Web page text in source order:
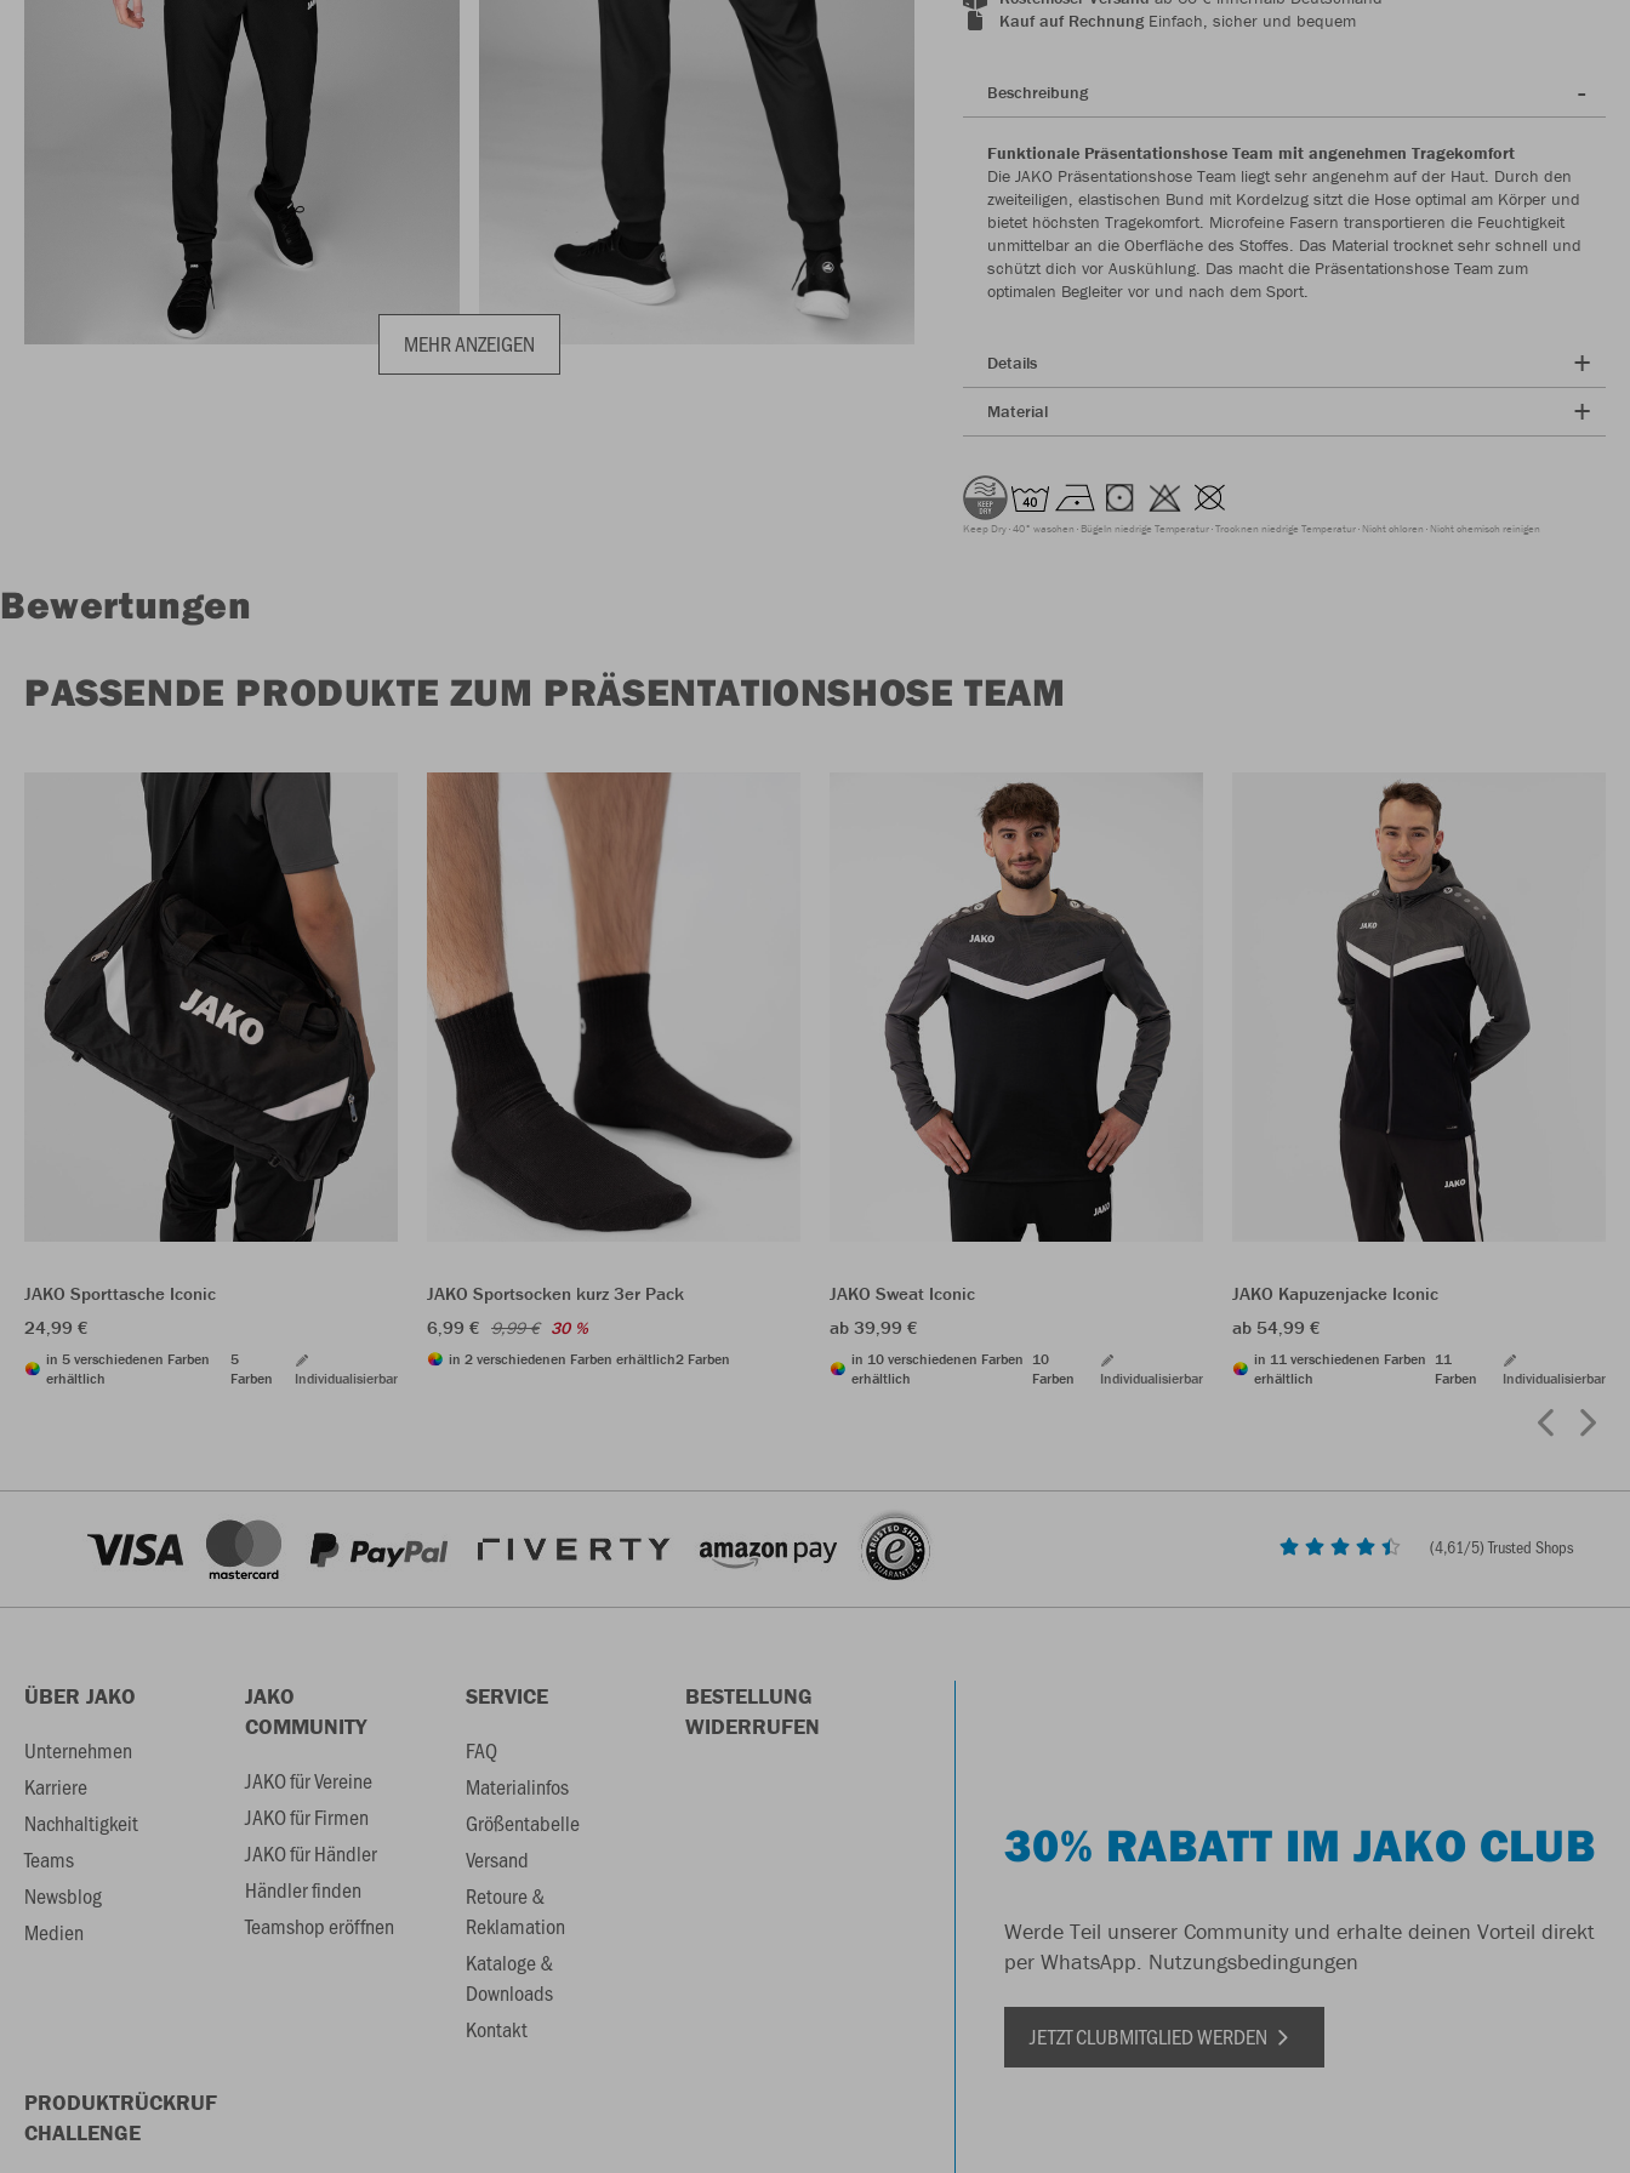
MEHR ANZEIGEN
Kauf auf RechnungEinfach, sicher und bequem
Beschreibung
Funktionale Präsentationshose Team mit angenehmen Tragekomfort
Die JAKO Präsentationshose Team liegt sehr angenehm auf der Haut. Durch den
zweiteiligen, elastischen Bund mit Kordelzug sitzt die Hose optimal am Körper und
bietet höchsten Tragekomfort. Microfeine Fasern transportieren die Feuchtigkeit
unmittelbar an die Oberfläche des Stoffes. Das Material trocknet sehr schnell und
schützt dich vor Auskühlung. Das macht die Präsentationshose Team zum
optimalen Begleiter vor und nach dem Sport.
Details
Material
Keep Dry 40° waschen Bügeln niedrige Temperatur Trocknen niedrige Temperatur Nicht chloren Nicht chemisch reinigen
Bewertungen
PASSENDE PRODUKTE ZUM PRÄSENTATIONSHOSE TEAM
JAKO Sporttasche Iconic
24,99 €
in 5 verschiedenen Farben
erhältlich
5
Farben
Individualisierbar
JAKO Sportsocken kurz 3er Pack
6,99 € 9,99 € 30 %
in 2 verschiedenen Farben erhältlich2 Farben
JAKO Sweat Iconic
ab 39,99 €
in 10 verschiedenen Farben
erhältlich
10
Farben
Individualisierbar
JAKO Kapuzenjacke Iconic
ab 54,99 €
in 11 verschiedenen Farben
erhältlich
11
Farben
Individualisierbar
(4,61/5) Trusted Shops
ÜBER JAKO
Unternehmen
Karriere
Nachhaltigkeit
Teams
Newsblog
Medien
JAKO
COMMUNITY
JAKO für Vereine
JAKO für Firmen
JAKO für Händler
Händler finden
Teamshop eröffnen
SERVICE
FAQ
Materialinfos
Größentabelle
Versand
Retoure &
Reklamation
Kataloge &
Downloads
Kontakt
BESTELLUNG
WIDERRUFEN
PRODUKTRÜCKRUF
CHALLENGE
30% RABATT IM JAKO CLUB
Werde Teil unserer Community und erhalte deinen Vorteil direkt
per WhatsApp. Nutzungsbedingungen
JETZT CLUBMITGLIED WERDEN